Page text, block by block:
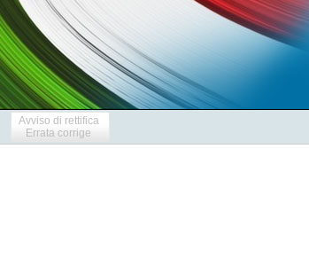
Avviso di rettifica
Errata corrige